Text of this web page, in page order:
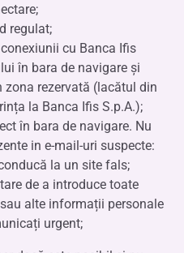
regulat;
cu Banca Ifis
în bara de navigare și
rezervată (lacătul din
la Banca Ifis S.p.A.);
în bara de navigare. Nu
in e-mail-uri suspecte:
la un site fals;
de a introduce toate
alte informații personale
urgent;